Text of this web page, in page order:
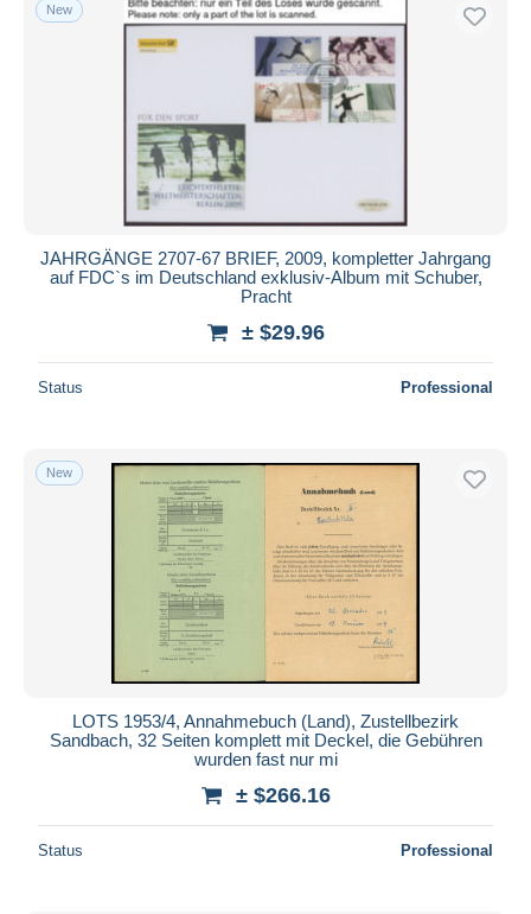
New
JAHRGÄNGE 2707-67 BRIEF, 2009, kompletter Jahrgang
auf FDC`s im Deutschland exklusiv-Album mit Schuber,
Pracht
± $29.96
Status Professional
New
LOTS 1953/4, Annahmebuch (Land), Zustellbezirk
Sandbach, 32 Seiten komplett mit Deckel, die Gebühren
wurden fast nur mi
± $266.16
Status Professional